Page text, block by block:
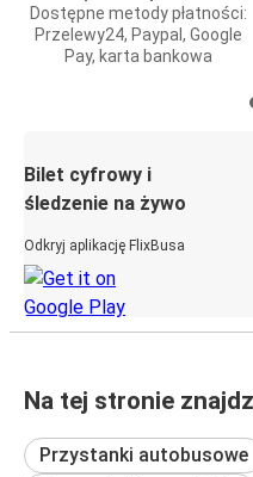
Dostępne metody płatności:
Przelewy24, Paypal, Google
Pay, karta bankowa
Bilet cyfrowy i
śledzenie na żywo
Odkryj aplikację FlixBusa
Na tej stronie
Przystanki autobusowe